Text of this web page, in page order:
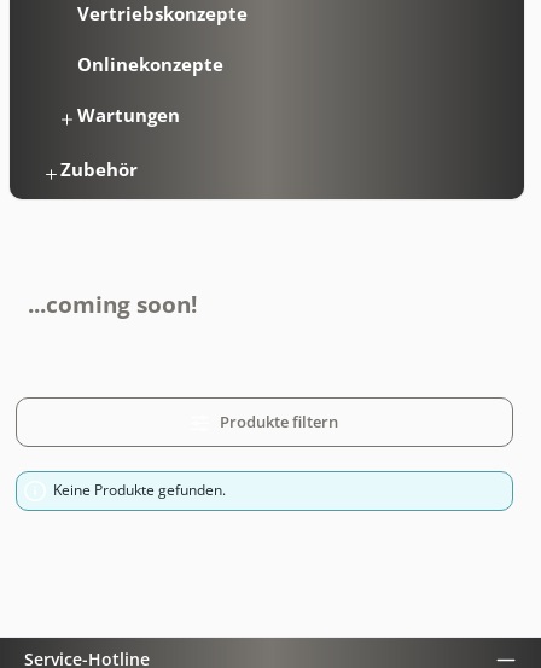
Vertriebskonzepte
Onlinekonzepte
Wartungen
Zubehör
...coming soon!
Produkte filtern
Keine Produkte gefunden.
Service-Hotline